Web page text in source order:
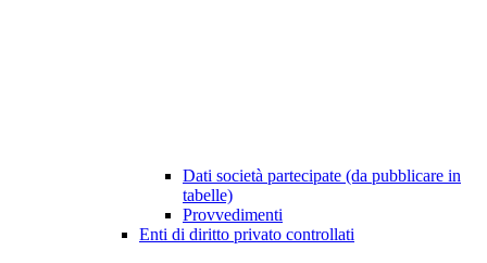
Dati società partecipate (da pubblicare in
tabelle)
Provvedimenti
Enti di diritto privato controllati